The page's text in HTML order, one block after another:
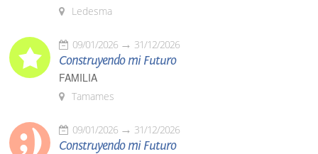
Ledesma
09/01/2026 31/12/2026
Construyendo mi Futuro
FAMILIA
Tamames
09/01/2026 31/12/2026
Construyendo mi Futuro